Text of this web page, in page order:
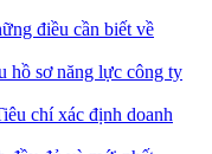
điều cần biết về
hồ sơ năng lực công ty
chí xác định doanh